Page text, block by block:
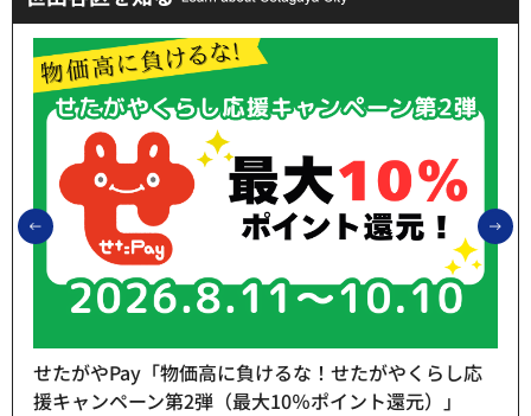
前のスライドを表示
せたがやPay「物価高に負けるな！せたがやくらし応
援キャンペーン第2弾（最大10％ポイント還元）」